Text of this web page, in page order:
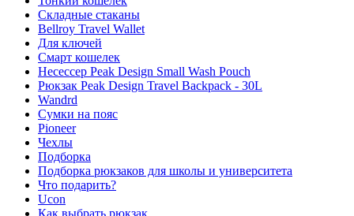
Складные стаканы
Bellroy Travel Wallet
Для ключей
Смарт кошелек
Несессер Peak Design Small Wash Pouch
Рюкзак Peak Design Travel Backpack - 30L
Wandrd
Сумки на пояс
Pioneer
Чехлы
Подборка
Подборка рюкзаков для школы и университета
Что подарить?
Ucon